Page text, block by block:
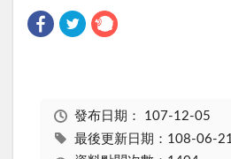
發布日期： 107-12-05
最後更新日期：108-06-21